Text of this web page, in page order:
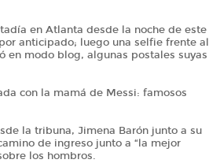
en Atlanta desde la noche de este
anticipado; luego una selfie frente al
en modo blog, algunas postales suyas
con la mamá de Messi: famosos
la tribuna, Jimena Barón junto a su
de ingreso junto a “la mejor
los hombros.